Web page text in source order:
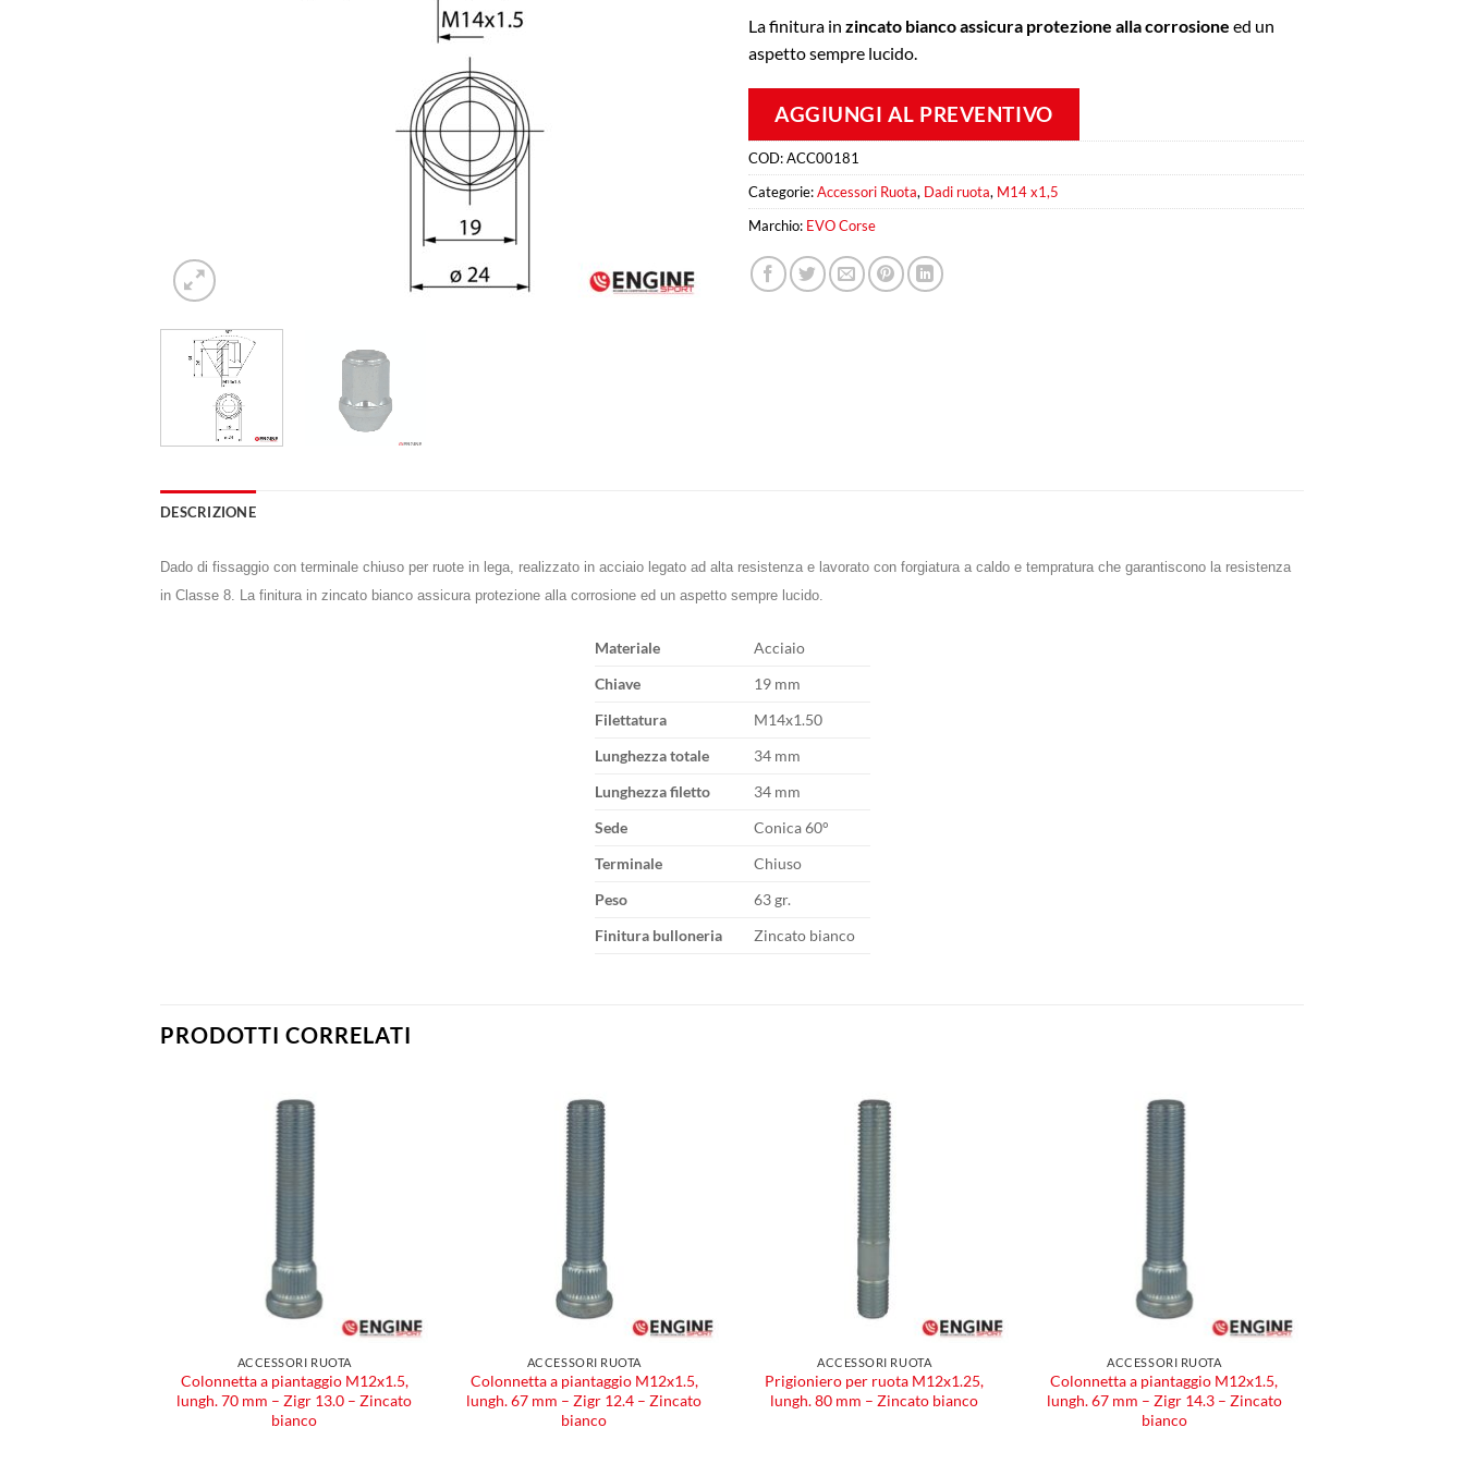
La finitura in zincato bianco assicura protezione alla corrosione ed un
aspetto sempre lucido.
AGGIUNGI AL PREVENTIVO
COD:ACC00181
Categorie:Accessori Ruota, Dadi ruota, M14 x1,5
Marchio: EVO Corse
DESCRIZIONE
Dado di fissaggio con terminale chiuso per ruote in lega, realizzato in acciaio legato ad alta resistenza e lavorato con forgiatura a caldo e tempratura che garantiscono la resistenza
in Classe 8. La finitura in zincato bianco assicura protezione alla corrosione ed un aspetto sempre lucido.
Materiale
Acciaio
Chiave
19 mm
Filettatura
M14x1.50
Lunghezza totale
34 mm
Lunghezza filetto
34 mm
Sede
Conica 60°
Terminale
Chiuso
Peso
63 gr.
Finitura bulloneria
Zincato bianco
PRODOTTI CORRELATI
ACCESSORI RUOTA
Colonnetta a piantaggio M12x1.5,
lungh. 70 mm – Zigr 13.0 – Zincato
bianco
ACCESSORI RUOTA
Colonnetta a piantaggio M12x1.5,
lungh. 67 mm – Zigr 12.4 – Zincato
bianco
ACCESSORI RUOTA
Prigioniero per ruota M12x1.25,
lungh. 80 mm – Zincato bianco
ACCESSORI RUOTA
Colonnetta a piantaggio M12x1.5,
lungh. 67 mm – Zigr 14.3 – Zincato
bianco